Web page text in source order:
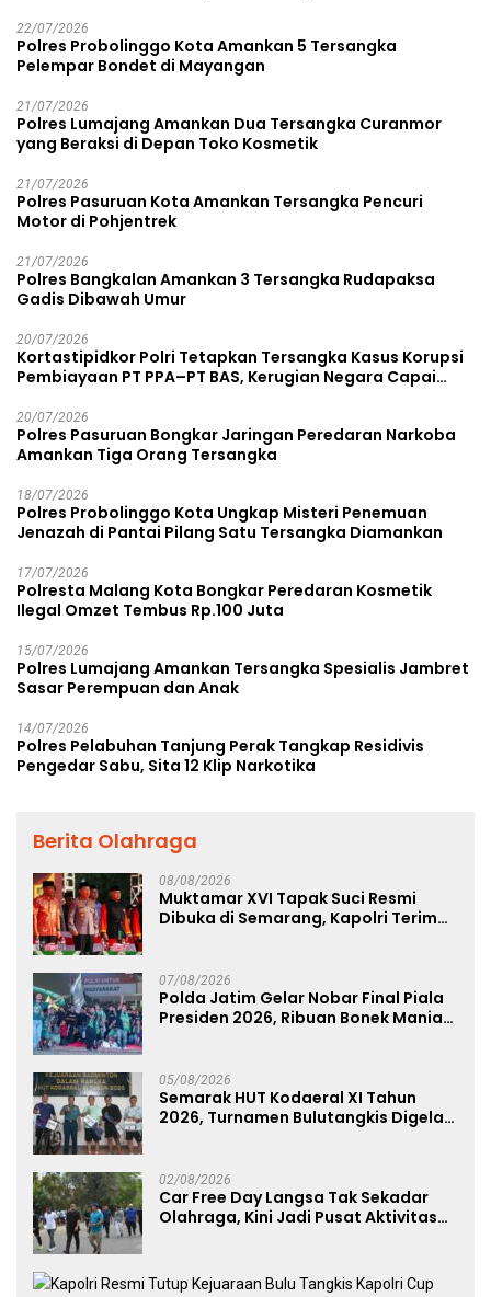
22/07/2026
Polres Probolinggo Kota Amankan 5 Tersangka
Pelempar Bondet di Mayangan
21/07/2026
Polres Lumajang Amankan Dua Tersangka Curanmor
yang Beraksi di Depan Toko Kosmetik
21/07/2026
Polres Pasuruan Kota Amankan Tersangka Pencuri
Motor di Pohjentrek
21/07/2026
Polres Bangkalan Amankan 3 Tersangka Rudapaksa
Gadis Dibawah Umur
20/07/2026
Kortastipidkor Polri Tetapkan Tersangka Kasus Korupsi
Pembiayaan PT PPA–PT BAS, Kerugian Negara Capai
20/07/2026
Polres Pasuruan Bongkar Jaringan Peredaran Narkoba
Amankan Tiga Orang Tersangka
18/07/2026
Polres Probolinggo Kota Ungkap Misteri Penemuan
Jenazah di Pantai Pilang Satu Tersangka Diamankan
17/07/2026
Polresta Malang Kota Bongkar Peredaran Kosmetik
Ilegal Omzet Tembus Rp.100 Juta
15/07/2026
Polres Lumajang Amankan Tersangka Spesialis Jambret
Sasar Perempuan dan Anak
14/07/2026
Polres Pelabuhan Tanjung Perak Tangkap Residivis
Pengedar Sabu, Sita 12 Klip Narkotika
Berita Olahraga
08/08/2026
Muktamar XVI Tapak Suci Resmi
Dibuka di Semarang, Kapolri Terima
07/08/2026
Polda Jatim Gelar Nobar Final Piala
Presiden 2026, Ribuan Bonek Mania
05/08/2026
Semarak HUT Kodaeral XI Tahun
2026, Turnamen Bulutangkis Digelar
02/08/2026
Car Free Day Langsa Tak Sekadar
Olahraga, Kini Jadi Pusat Aktivitas